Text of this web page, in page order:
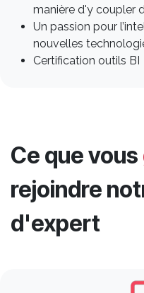
manière d'y coupler
Un passion pour
nouvelles
Certification outils BI
Ce que vous
rejoindre
d'expert